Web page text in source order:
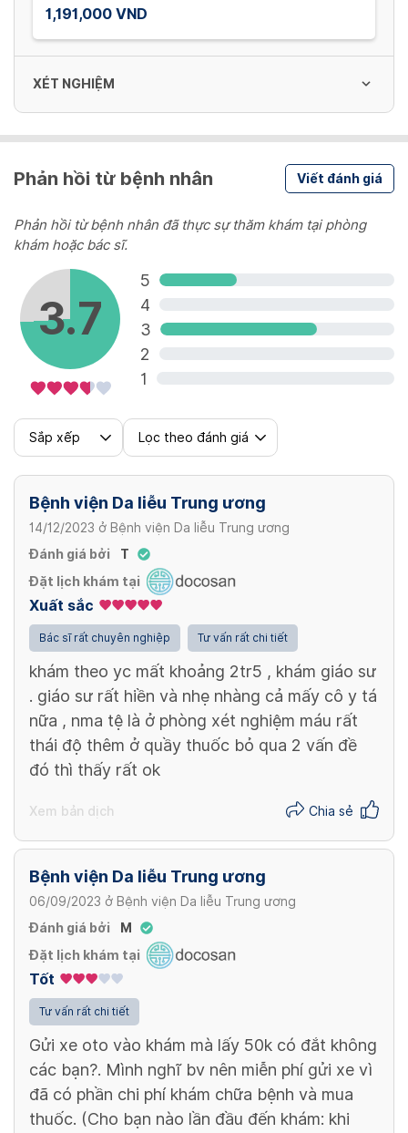
1,191,000 VND
XÉT NGHIỆM
100,000 VND
Chlamydia test nhanh
106,000 VND
HbsAg test nhanh
80,000 VND
HCV Ab test nhanh
86,000 VND
Phản hồi từ bệnh nhân Viết đánh giá
Phản hồi từ bệnh nhân đã thực sự thăm khám tại phòng
khám hoặc bác sĩ.
3.7
5
4
3
2
1
Sắp xếp Lọc theo đánh giá
Bệnh viện Da liễu Trung ương
14/12/2023 ở Bệnh viện Da liễu Trung ương
Đánh giá bởi
T
Đặt lịch khám tại
Xuất sắc
Bác sĩ rất chuyên nghiệp Tư vấn rất chi tiết
khám theo yc mất khoảng 2tr5 , khám giáo sư
. giáo sư rất hiền và nhẹ nhàng cả mấy cô y tá
nữa , nma tệ là ở phòng xét nghiệm máu rất
thái độ thêm ở quầy thuốc bỏ qua 2 vấn đề
đó thì thấy rất ok
Xem bản dịch Chia sẻ
Bệnh viện Da liễu Trung ương
06/09/2023 ở Bệnh viện Da liễu Trung ương
Đánh giá bởi
M
Đặt lịch khám tại
Tốt
Tư vấn rất chi tiết
Gửi xe oto vào khám mà lấy 50k có đắt không
các bạn?. Mình nghĩ bv nên miễn phí gửi xe vì
đã có phần chi phí khám chữa bệnh và mua
thuốc. (Cho bạn nào lần đầu đến khám: khi